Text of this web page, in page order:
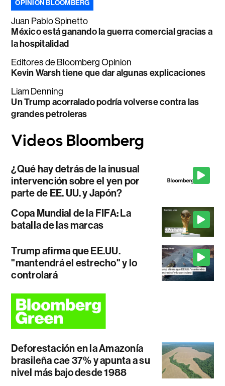
OPINIÓN BLOOMBERG
Juan Pablo Spinetto
México está ganando la guerra comercial gracias a
la hospitalidad
Editores de Bloomberg Opinion
Kevin Warsh tiene que dar algunas explicaciones
Liam Denning
Un Trump acorralado podría volverse contra las
grandes petroleras
¿Qué hay detrás de la inusual
intervención sobre el yen por
parte de EE. UU. y Japón?
Copa Mundial de la FIFA: La
batalla de las marcas
Trump afirma que EE.UU.
"mantendrá el estrecho" y lo
controlará
Deforestación en la Amazonía
brasileña cae 37% y apunta a su
nivel más bajo desde 1988